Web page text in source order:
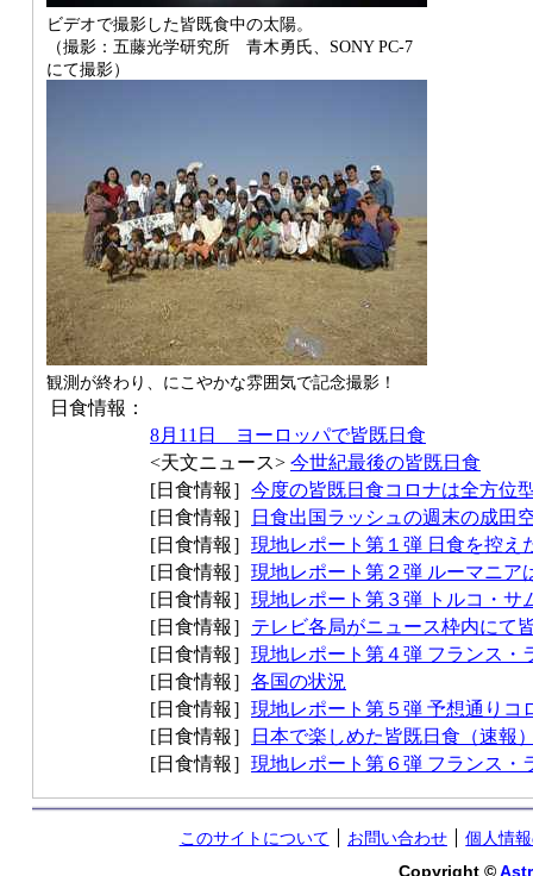
ビデオで撮影した皆既食中の太陽。
（撮影：五藤光学研究所 青木勇氏、SONY PC-7
にて撮影）
観測が終わり、にこやかな雰囲気で記念撮影！
日食情報：
8月11日 ヨーロッパで皆既日食
<天文ニュース> 今世紀最後の皆既日食
[日食情報］ 今度の皆既日食コロナは全方位
[日食情報］
日食出国ラッシュの週末の成田
[日食情報］ 現地レポート第１弾 日食を控え
[日食情報］ 現地レポート第２弾 ルーマニア
[日食情報］ 現地レポート第３弾 トルコ・サ
[日食情報］ テレビ各局がニュース枠内にて
[日食情報］ 現地レポート第４弾 フランス・
[日食情報］ 各国の状況
[日食情報］ 現地レポート第５弾 予想通りコ
[日食情報］
日本で楽しめた皆既日食（速報
[日食情報］ 現地レポート第６弾 フランス・
このサイトについて お問い合わせ
個人情
Copyright ©